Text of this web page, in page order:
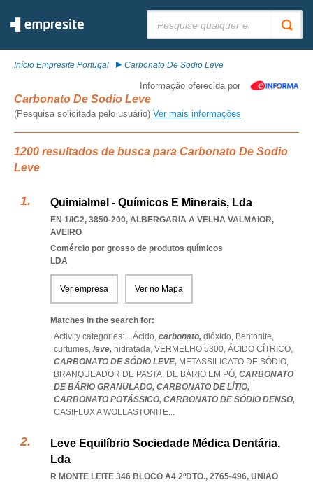
Início Empresite Portugal Carbonato De Sodio Leve
Informação oferecida por
Carbonato De Sodio Leve
(Pesquisa solicitada pelo usuário) Ver mais informações
1200 resultados de busca para Carbonato De Sodio
Leve
Quimialmel - Químicos E Minerais, Lda
EN 1/IC2, 3850-200, ALBERGARIA A VELHA VALMAIOR,
AVEIRO
Comércio por grosso de produtos químicos
LDA
Ver empresa Ver no Mapa
Matches in the search for:
Activity categories: ...Ácido, carbonato, dióxido, Bentonite,
curtumes, leve, hidratada, VERMELHO 5300, ÁCIDO CÍTRICO,
CARBONATO DE SÓDIO LEVE, METASSILICATO DE SÓDIO,
BRANQUEADOR DE PASTA, DE BÁRIO EM PÓ, CARBONATO
DE BÁRIO GRANULADO, CARBONATO DE LÍTIO,
CARBONATO POTÁSSICO, CARBONATO DE SÓDIO DENSO,
CASIFLUX A WOLLASTONITE...
Leve Equilíbrio Sociedade Médica Dentária,
Lda
R MONTE LEITE 346 BLOCO A4 2ºDTO., 2765-496, UNIAO